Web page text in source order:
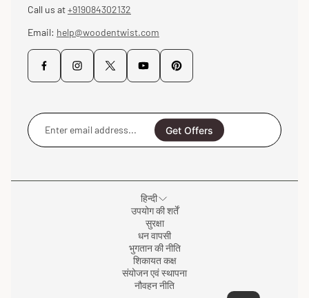
Call us at+919084302132
Email: help@woodentwist.com
Enter
email
address...
Get Offers
हिन्दी
उपयोग की शर्तें
सुरक्षा
धन वापसी
भुगतान की नीति
शिकायत कक्ष
संयोजन एवं स्थापना
नौवहन नीति